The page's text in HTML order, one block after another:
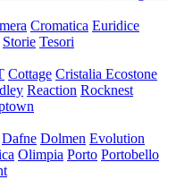
Cromatica Euridice
Storie Tesori
Cottage Cristalia Ecostone
Reaction Rocknest
Dafne Dolmen Evolution
Olimpia Porto Portobello